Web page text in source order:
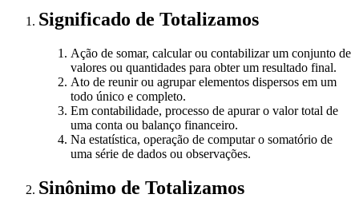
Significado de Totalizamos
Ação de somar, calcular ou contabilizar um conjunto de
valores ou quantidades para obter um resultado final.
Ato de reunir ou agrupar elementos dispersos em um
todo único e completo.
Em contabilidade, processo de apurar o valor total de
uma conta ou balanço financeiro.
Na estatística, operação de computar o somatório de
uma série de dados ou observações.
Sinônimo de Totalizamos